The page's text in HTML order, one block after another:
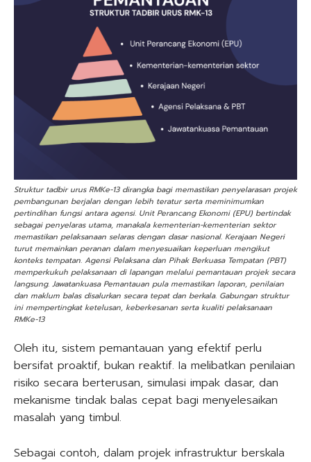
Struktur tadbir urus RMKe-13 dirangka bagi memastikan penyelarasan projek
pembangunan berjalan dengan lebih teratur serta meminimumkan
pertindihan fungsi antara agensi. Unit Perancang Ekonomi (EPU) bertindak
sebagai penyelaras utama, manakala kementerian-kementerian sektor
memastikan pelaksanaan selaras dengan dasar nasional. Kerajaan Negeri
turut memainkan peranan dalam menyesuaikan keperluan mengikut
konteks tempatan. Agensi Pelaksana dan Pihak Berkuasa Tempatan (PBT)
memperkukuh pelaksanaan di lapangan melalui pemantauan projek secara
langsung. Jawatankuasa Pemantauan pula memastikan laporan, penilaian
dan maklum balas disalurkan secara tepat dan berkala. Gabungan struktur
ini mempertingkat ketelusan, keberkesanan serta kualiti pelaksanaan
RMKe-13
Oleh itu, sistem pemantauan yang efektif perlu
bersifat proaktif, bukan reaktif. Ia melibatkan penilaian
risiko secara berterusan, simulasi impak dasar, dan
mekanisme tindak balas cepat bagi menyelesaikan
masalah yang timbul.
Sebagai contoh, dalam projek infrastruktur berskala